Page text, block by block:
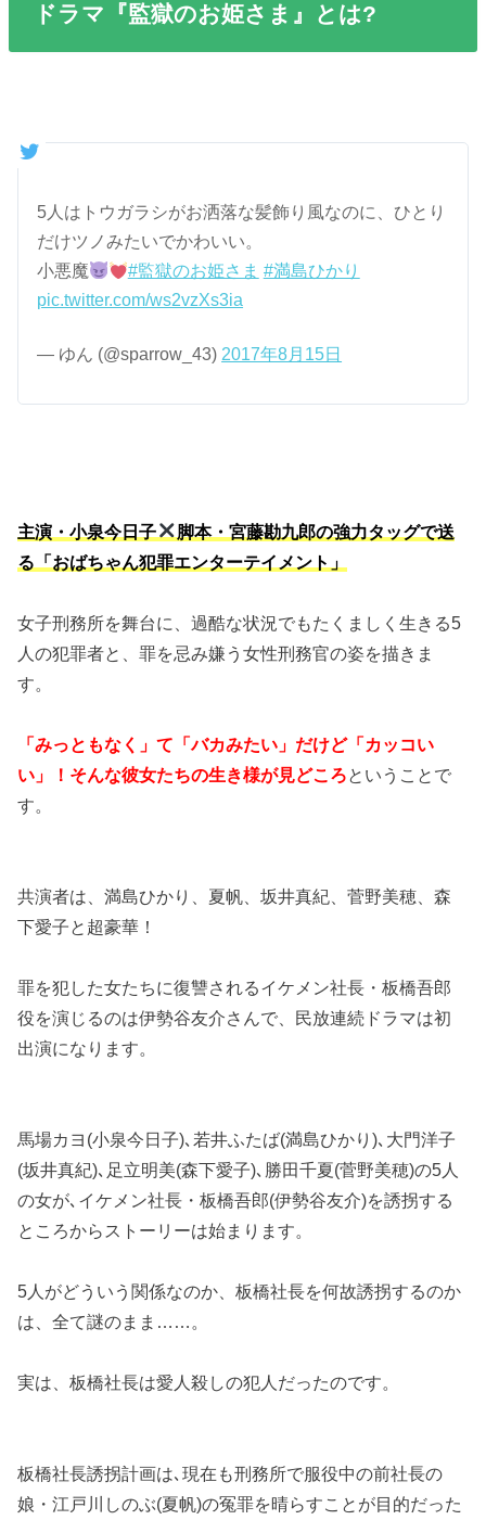
ドラマ『監獄のお姫さま』とは?
5人はトウガラシがお洒落な髪飾り風なのに、ひとり
だけツノみたいでかわいい。
小悪魔
#監獄のお姫さま #満島ひかり
pic.twitter.com/ws2vzXs3ia
— ゆん (@sparrow_43)2017年8月15日
主演・小泉今日子
脚本・宮藤勘九郎の強力タッグで送
る「おばちゃん犯罪エンターテイメント」
女子刑務所を舞台に、過酷な状況でもたくましく生きる5
人の犯罪者と、罪を忌み嫌う女性刑務官の姿を描きま
す。
「みっともなく」て「バカみたい」だけど「カッコい
い」！そんな彼女たちの生き様が見どころということで
す。
共演者は、満島ひかり、夏帆、坂井真紀、菅野美穂、森
下愛子と超豪華！
罪を犯した女たちに復讐されるイケメン社長・板橋吾郎
役を演じるのは伊勢谷友介さんで、民放連続ドラマは初
出演になります。
馬場カヨ(小泉今日子)､若井ふたば(満島ひかり)､大門洋子
(坂井真紀)､足立明美(森下愛子)､勝田千夏(菅野美穂)の5人
の女が､イケメン社長・板橋吾郎(伊勢谷友介)を誘拐する
ところからストーリーは始まります。
5人がどういう関係なのか、板橋社長を何故誘拐するのか
は、全て謎のまま……。
実は、板橋社長は愛人殺しの犯人だったのです。
板橋社長誘拐計画は､現在も刑務所で服役中の前社長の
娘・江戸川しのぶ(夏帆)の冤罪を晴らすことが目的だった